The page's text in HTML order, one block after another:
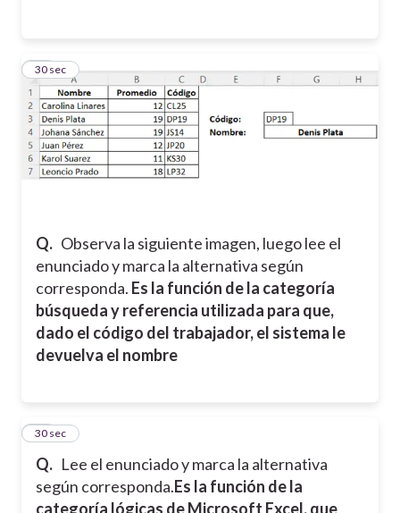
Q. Observa la siguiente imagen, luego lee el
enunciado y marca la alternativa según
corresponda. Es la función de la categoría
búsqueda y referencia utilizada para que,
dado el código del trabajador, el sistema le
devuelva el nombre
26
30 sec
Q. Lee el enunciado y marca la alternativa
según corresponda.Es la función de la
categoría lógicas de Microsoft Excel, que
27
30 sec